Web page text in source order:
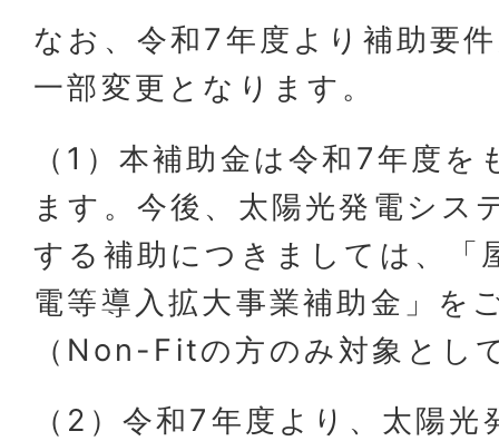
なお、令和7年度より補助要
一部変更となります。
（1）本補助金は令和7年度
ます。今後、太陽光発電シス
する補助につきましては、「
電等導入拡大事業補助金」を
（Non-Fitの方のみ対象とし
（2）令和7年度より、太陽